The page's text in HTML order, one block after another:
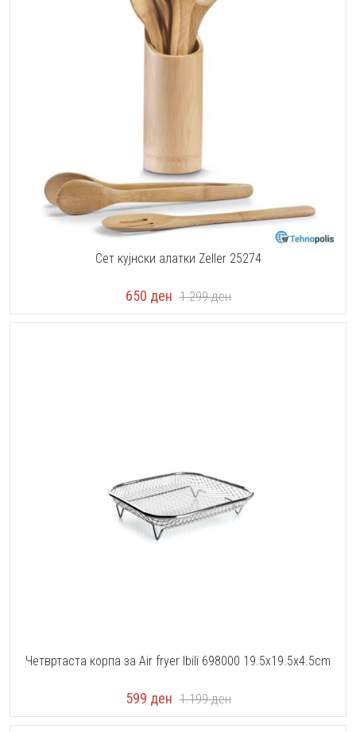
Сет кујнски алатки Zeller 25274
650 ден 1.299ден
Четвртаста корпа за Air fryer Ibili 698000 19.5x19.5x4.5cm
599 ден 1.199ден